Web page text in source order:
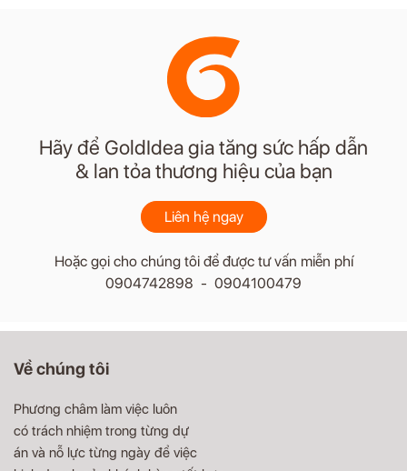
Hãy để GoldIdea gia tăng sức hấp dẫn
& lan tỏa thương hiệu của bạn
Liên hệ ngay
Hoặc gọi cho chúng tôi để được tư vấn miễn phí
0904742898 - 0904100479
Về chúng tôi
Phương châm làm việc luôn
có trách nhiệm trong từng dự
án và nỗ lực từng ngày để việc